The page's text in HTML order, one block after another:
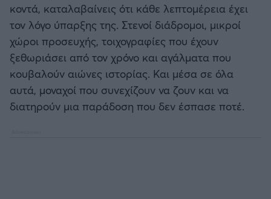
κοντά, καταλαβαίνεις ότι κάθε λεπτομέρεια έχει
τον λόγο ύπαρξης της. Στενοί διάδρομοι, μικροί
χώροι προσευχής, τοιχογραφίες που έχουν
ξεθωριάσει από τον χρόνο και αγάλματα που
κουβαλούν αιώνες ιστορίας. Και μέσα σε όλα
αυτά, μοναχοί που συνεχίζουν να ζουν και να
διατηρούν μια παράδοση που δεν έσπασε ποτέ.